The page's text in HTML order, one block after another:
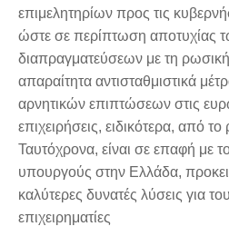
επιμελητηρίων προς τις
ώστε σε περίπτωση αποτυχίας
διαπραγματεύσεων με τη
απαραίτητα αντισταθμιστικά
αρνητικών επιπτώσεων στις
επιχειρήσεις, ειδικότερα, από
Ταυτόχρονα, είναι σε επαφή με
υπουργούς στην Ελλάδα,
καλύτερες δυνατές λύσεις για
επιχειρηματίες